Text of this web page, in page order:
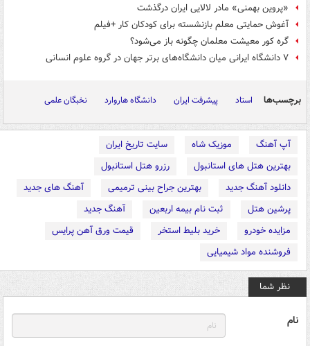
«پروین بهمنی» مادر لالایی ایران درگذشت
آغوش حمایتی معلم بازنشسته برای کودکان کار +فیلم
گره کور معیشت معلمان چگونه باز می‌شود؟
۷ دانشگاه ایرانی میان دانشگاه‌های برتر جهان در گروه علوم انسانی
برچسب‌ها استاد پیشرفت ایران دانشگاه هاروارد نخبگان علمی
آپ آهنگ موزیک شاه
سایت تاریخ ایران
بهترین هتل های استانبول
رزرو هتل استانبول
دانلود آهنگ جدید
بهترین جراح بینی ترمیمی
آهنگ های جدید
پرشین هتل
ثبت نام بیمه اربعین
آهنگ جدید
مزایده خودرو
خرید بلیط استخر
قیمت ورق آهن پرایس
فروشنده مواد شیمیایی
نظر شما
نام